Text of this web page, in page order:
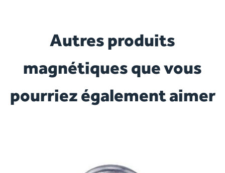
Autres produits
magnétiques que vous
pourriez également aimer